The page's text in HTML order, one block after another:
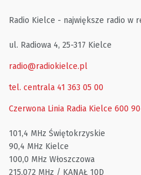
Radio Kielce - największe radio w
ul. Radiowa 4, 25-317 Kielce
radio@radiokielce.pl
tel. centrala 41 363 05 00
Czerwona Linia Radia Kielce 600
101,4 MHz Świętokrzyskie
90,4 MHz Kielce
100,0 MHz Włoszczowa
215,072 MHz / KANAŁ 10D